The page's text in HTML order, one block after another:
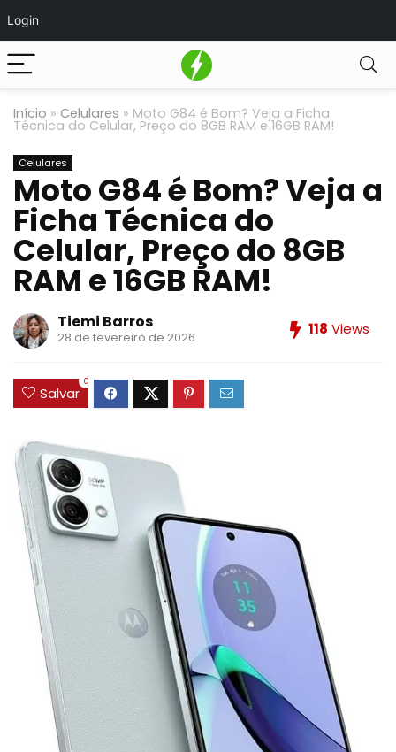
Login
Início » Celulares » Moto G84 é Bom? Veja a Ficha
Técnica do Celular, Preço do 8GB RAM e 16GB RAM!
Celulares
Moto G84 é Bom? Veja a
Ficha Técnica do
Celular, Preço do 8GB
RAM e 16GB RAM!
Tiemi Barros
28 de fevereiro de 2026 118 Views
Salvar
0